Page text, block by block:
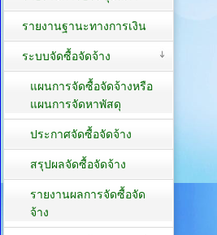
รายงานฐานะทางการเงิน
ระบบจัดซื้อจัดจ้าง
แผนการจัดซื้อจัดจ้างหรือ
แผนการจัดหาพัสดุ
ประกาศจัดซื้อจัดจ้าง
สรุปผลจัดซื้อจัดจ้าง
รายงานผลการจัดซื้อจัด
จ้าง